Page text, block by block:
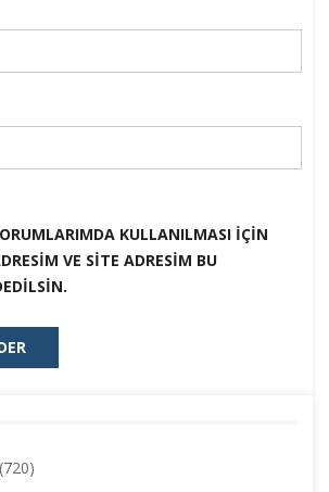
KULLANILMASI IÇIN
VE SITE ADRESIM BU
(720)